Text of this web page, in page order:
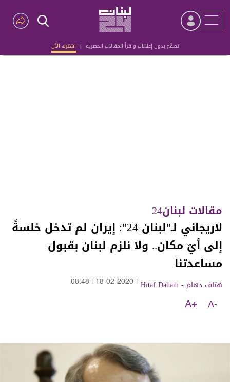
تصفّح بدون إعلانات واقرأ المقالات الحصرية | اشترك الآن
Advertisement
مقالات لبنان24
لاريجاني لـ"لبنان 24": إيران لم تدخل خلسةً
إلى أيّ مكان.. ولا نلزم لبنان بقبول
مساعدتنا
هتاف دهام - Hitaf Daham 18-02-2020
08:48
A-
A+